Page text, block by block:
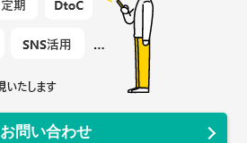
お問い合わせ